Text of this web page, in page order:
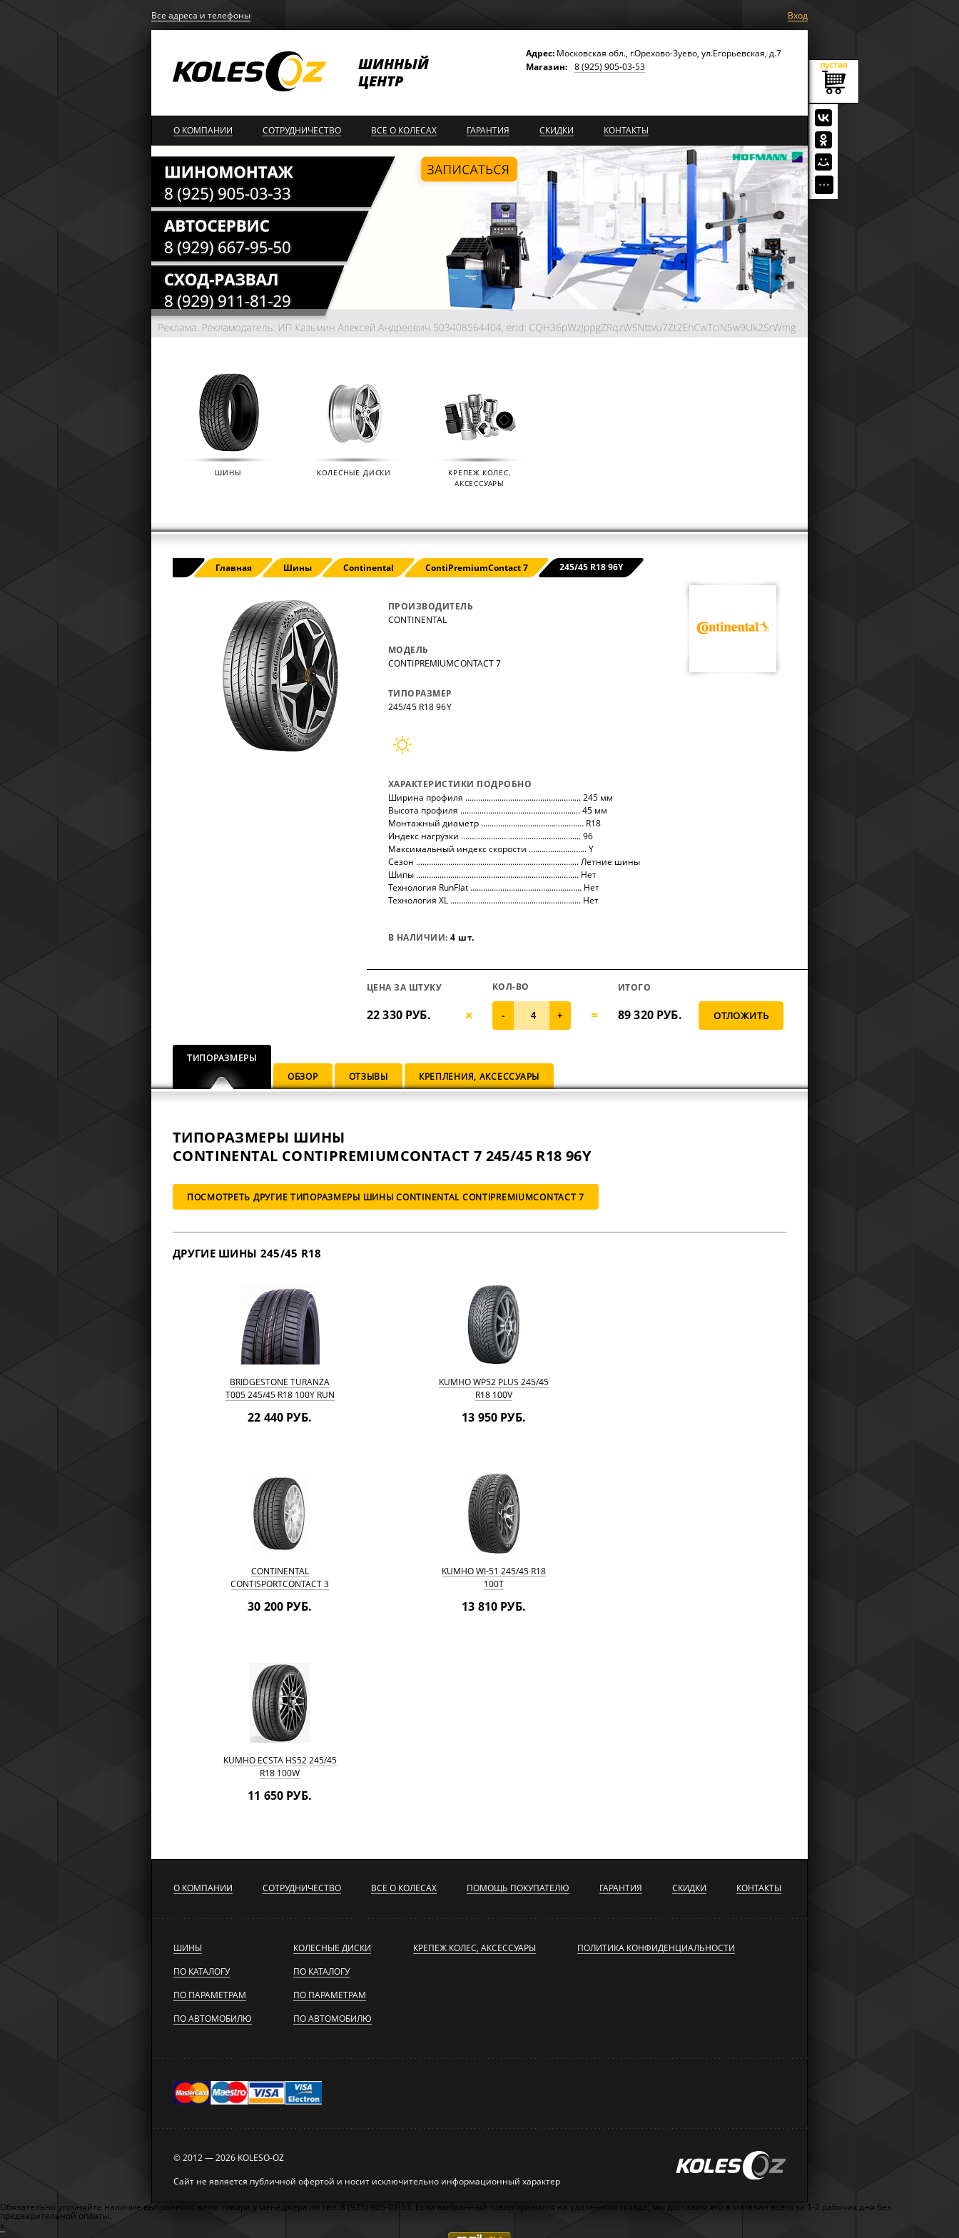
Все адреса и телефоны Вход
пустая
ШИННЫЙ
ЦЕНТР
Адрес: Московская обл., г.Орехово-Зуево, ул.Егорьевская, д.7
Магазин: 8 (925) 905-03-53
О КОМПАНИИ СОТРУДНИЧЕСТВО ВСЕ О КОЛЕСАХ ГАРАНТИЯ СКИДКИ КОНТАКТЫ
РАСШИРЕННАЯ ГАРАНТИЯ NOKIAN
(IKON TYRES)
Расширенная гарантия Nokian Tyres (Ikon
Tyres) защищает от эксплуатационных
повреждений — проколов, порезов,
разрывов и вздутий боковины.
ДАТЧИКИ ДАВЛЕНИЯ В КОЛЕСА ДИСКОНТНАЯ СИСТЕМА
Мы разработали дисконтную систему
ШИНЫ КОЛЕСНЫЕ ДИСКИ
КРЕПЕЖ КОЛЕС,
АКСЕССУАРЫ
Главная Шины Continental ContiPremiumContact 7 245/45 R18 96Y
ПРОИЗВОДИТЕЛЬ
CONTINENTAL
МОДЕЛЬ
CONTIPREMIUMCONTACT 7
ТИПОРАЗМЕР
245/45 R18 96Y
ХАРАКТЕРИСТИКИ ПОДРОБНО
Ширина профиля ...................................................... 245 мм
Высота профиля ........................................................ 45 мм
Монтажный диаметр ................................................ R18
Индекс нагрузки ........................................................ 96
Максимальный индекс скорости ........................... Y
Сезон ............................................................................ Летние шины
Шипы ............................................................................ Нет
Технология RunFlat .................................................... Нет
Технология XL ............................................................. Нет
В НАЛИЧИИ:4 шт.
ЦЕНА ЗА ШТУКУ
22 330 РУБ.
КОЛ-ВО
- +
ИТОГО
89 320РУБ.
ТИПОРАЗМЕРЫ
ОБЗОР
ОТЗЫВЫ КРЕПЛЕНИЯ, АКСЕССУАРЫ
ТИПОРАЗМЕРЫ ШИНЫ
CONTINENTAL CONTIPREMIUMCONTACT 7 245/45 R18 96Y
ПОСМОТРЕТЬ ДРУГИЕ ТИПОРАЗМЕРЫ ШИНЫ CONTINENTAL CONTIPREMIUMCONTACT 7
ДРУГИЕ ШИНЫ 245/45 R18
BRIDGESTONE TURANZA
T005 245/45 R18 100Y RUN
22 440 РУБ.
KUMHO WP52 PLUS 245/45
R18 100V
13 950 РУБ.
CONTINENTAL
CONTISPORTCONTACT 3
30 200 РУБ.
KUMHO WI-51 245/45 R18
100T
13 810 РУБ.
KUMHO ECSTA HS52 245/45
R18 100W
11 650 РУБ.
О КОМПАНИИ СОТРУДНИЧЕСТВО ВСЕ О КОЛЕСАХ ПОМОЩЬ ПОКУПАТЕЛЮ ГАРАНТИЯ СКИДКИ КОНТАКТЫ
ШИНЫ
ПО КАТАЛОГУ
ПО ПАРАМЕТРАМ
ПО АВТОМОБИЛЮ
КОЛЕСНЫЕ ДИСКИ
ПО КАТАЛОГУ
ПО ПАРАМЕТРАМ
ПО АВТОМОБИЛЮ
КРЕПЕЖ КОЛЕС, АКСЕССУАРЫ ПОЛИТИКА КОНФИДЕНЦИАЛЬНОСТИ
© 2012 — 2026 KOLESO-OZ
Сайт не является публичной офертой и носит исключительно информационный характер
Обязательно уточняйте наличие выбранного вами товара у менеджера по тел. 8 (925) 905-03-53. Если выбранный товар хранится на удалённом складе, мы доставим его в магазин всего за 1-2 рабочих дня без
предварительной оплаты.
×